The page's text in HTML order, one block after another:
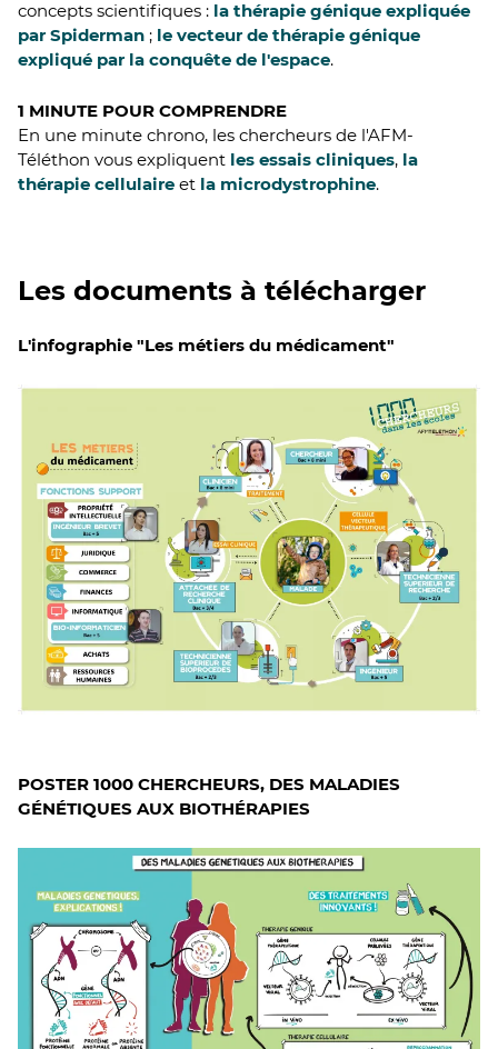
concepts scientifiques : la thérapie génique expliquée
par Spiderman ; le vecteur de thérapie génique
expliqué par la conquête de l'espace.
1 MINUTE POUR COMPRENDRE
En une minute chrono, les chercheurs de l'AFM-
Téléthon vous expliquent les essais cliniques, la
thérapie cellulaire et la microdystrophine.
Les documents à télécharger
L'infographie "Les métiers du médicament"
POSTER 1000 CHERCHEURS, DES MALADIES
GÉNÉTIQUES AUX BIOTHÉRAPIES